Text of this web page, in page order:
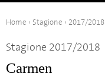
Avanti
Home › Stagione › 2017/2018
Stagione 2017/2018
Carmen